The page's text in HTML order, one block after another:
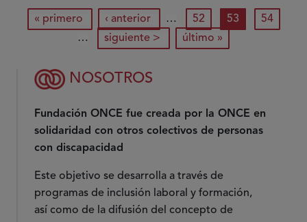
encendida
Paginación
primera página
« primero página anterior
‹ anterior … página
52 página actual
53 página
54
…
siguiente página
siguiente > última página
último »
NOSOTROS
Fundación ONCE fue creada por la ONCE en
solidaridad con otros colectivos de personas
con discapacidad
Este objetivo se desarrolla a través de
programas de inclusión laboral y formación,
así como de la difusión del concepto de